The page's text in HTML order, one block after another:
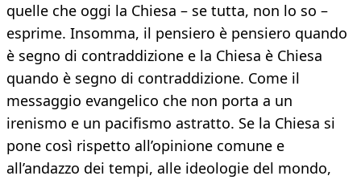
quelle che oggi la Chiesa – se tutta, non lo so –
esprime. Insomma, il pensiero è pensiero quando
è segno di contraddizione e la Chiesa è Chiesa
quando è segno di contraddizione. Come il
messaggio evangelico che non porta a un
irenismo e un pacifismo astratto. Se la Chiesa si
pone così rispetto all’opinione comune e
all’andazzo dei tempi, alle ideologie del mondo,